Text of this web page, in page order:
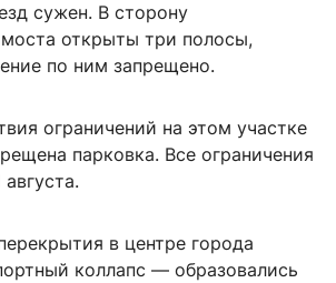
сужен. В сторону
открыты три полосы,
по ним запрещено.
ограничений на этом участке
парковка. Все ограничения
в центре города
коллапс — образовались